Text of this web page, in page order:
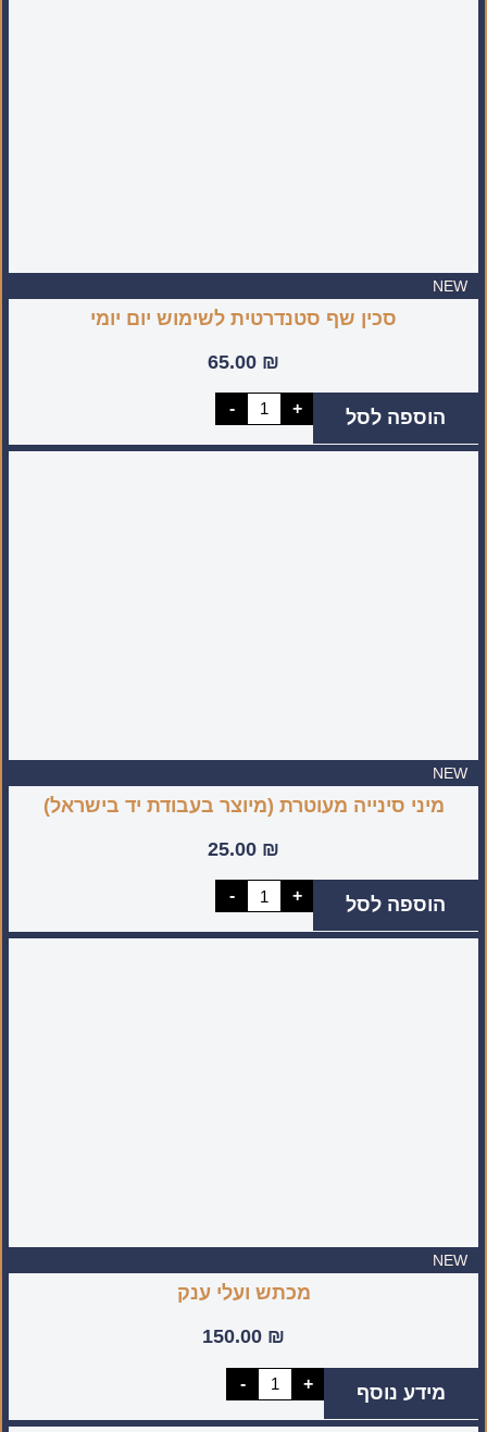
NEW
סכין שף סטנדרטית לשימוש יום יומי
65.00 ₪
-
כמות
של
שף
+ הוספה לסל
NEW
מיני סינייה מעוטרת (מיוצר בעבודת יד בישראל)
25.00 ₪
-
כמות
של
סינייה
+ הוספה לסל
NEW
מכתש ועלי ענק
150.00 ₪
-
כמות
של
ועלי
+ מידע נוסף